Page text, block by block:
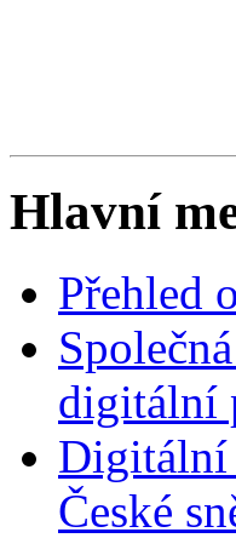
Hlavní
Přehled
digitální
Digitální
České